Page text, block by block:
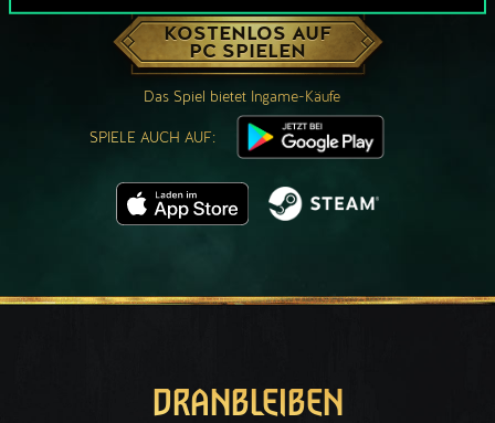
KOSTENLOS AUF
PC SPIELEN
Das Spiel bietet Ingame-Käufe
SPIELE AUCH AUF:
DRANBLEIBEN